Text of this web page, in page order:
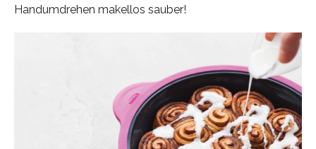
Handumdrehen makellos sauber!